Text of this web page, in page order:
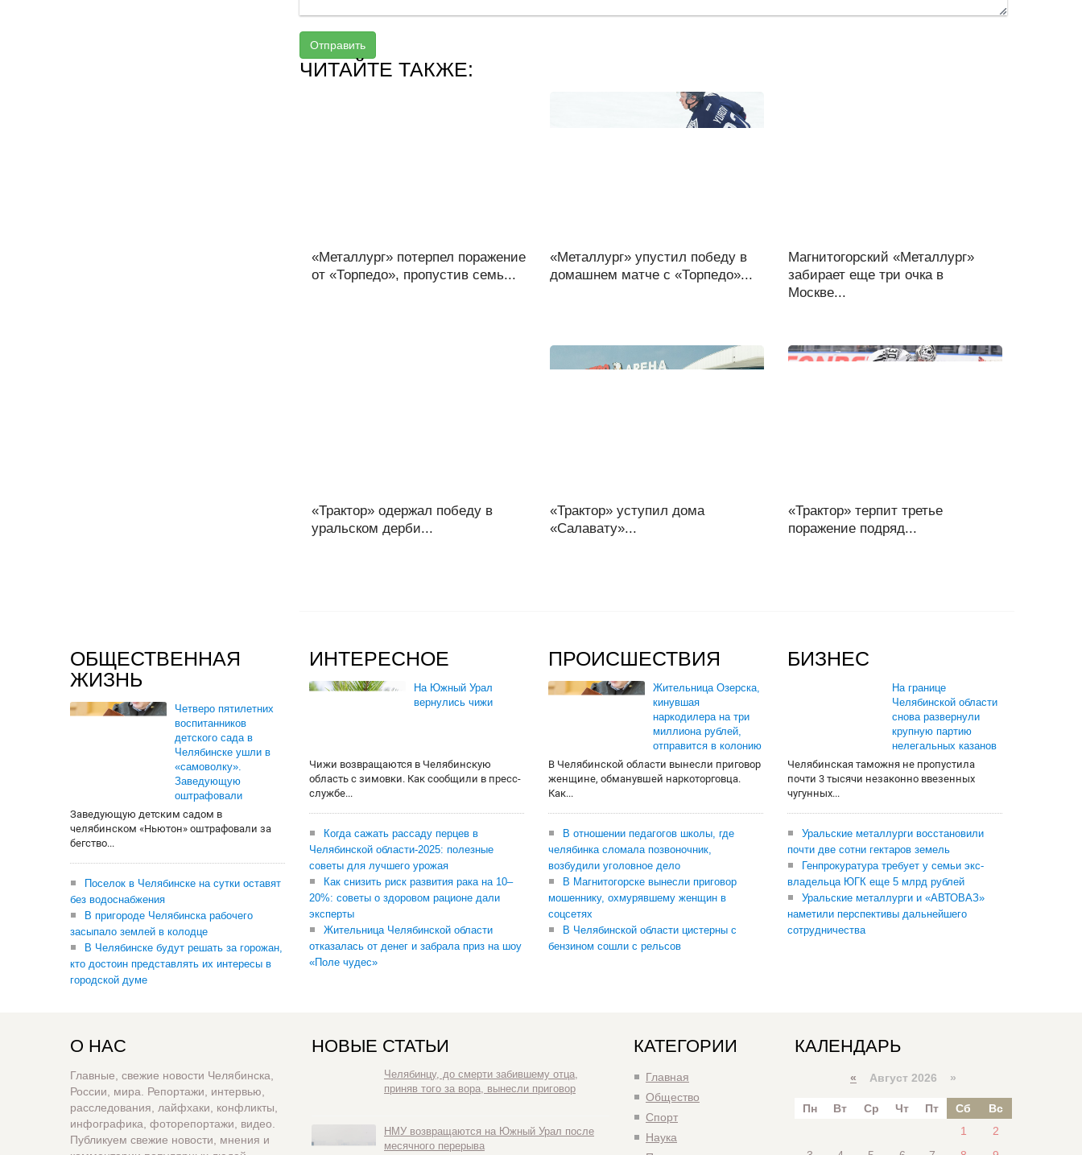
Отправить
ЧИТАЙТЕ ТАКЖЕ:
«Металлург» потерпел поражение
от «Торпедо», пропустив семь...
«Металлург» упустил победу в
домашнем матче с «Торпедо»...
Магнитогорский «Металлург»
забирает еще три очка в
Москве...
«Трактор» одержал победу в
уральском дерби...
«Трактор» уступил дома
«Салавату»...
«Трактор» терпит третье
поражение подряд...
ОБЩЕСТВЕННАЯ
ЖИЗНЬ
Четверо пятилетних
воспитанников
детского сада в
Челябинске ушли в
«самоволку».
Заведующую
оштрафовали
Заведующую детским садом в
челябинском «Ньютон» оштрафовали за
бегство...
Поселок в Челябинске на сутки оставят
без водоснабжения
В пригороде Челябинска рабочего
засыпало землей в колодце
В Челябинске будут решать за горожан,
кто достоин представлять их интересы в
городской думе
ИНТЕРЕСНОЕ
На Южный Урал
вернулись чижи
Чижи возвращаются в Челябинскую
область с зимовки. Как сообщили в пресс-
службе...
Когда сажать рассаду перцев в
Челябинской области-2025: полезные
советы для лучшего урожая
Как снизить риск развития рака на 10–
20%: советы о здоровом рационе дали
эксперты
Жительница Челябинской области
отказалась от денег и забрала приз на шоу
«Поле чудес»
ПРОИСШЕСТВИЯ
Жительница Озерска,
кинувшая
наркодилера на три
миллиона рублей,
отправится в колонию
В Челябинской области вынесли приговор
женщине, обманувшей наркоторговца.
Как...
В отношении педагогов школы, где
челябинка сломала позвоночник,
возбудили уголовное дело
В Магнитогорске вынесли приговор
мошеннику, охмурявшему женщин в
соцсетях
В Челябинской области цистерны с
бензином сошли с рельсов
БИЗНЕС
На границе
Челябинской области
снова развернули
крупную партию
нелегальных казанов
Челябинская таможня не пропустила
почти 3 тысячи незаконно ввезенных
чугунных...
Уральские металлурги восстановили
почти две сотни гектаров земель
Генпрокуратура требует у семьи экс-
владельца ЮГК еще 5 млрд рублей
Уральские металлурги и «АВТОВАЗ»
наметили перспективы дальнейшего
сотрудничества
О НАС
Главные, свежие новости Челябинска,
России, мира. Репортажи, интервью,
расследования, лайфхаки, конфликты,
инфографика, фоторепортажи, видео.
Публикуем свежие новости, мнения и
НОВЫЕ СТАТЬИ
Челябинцу, до смерти забившему отца,
приняв того за вора, вынесли приговор
НМУ возвращаются на Южный Урал после
месячного перерыва
КАТЕГОРИИ
Главная
Общество
Спорт
Наука
КАЛЕНДАРЬ
« Август 2026 »
Пн Вт Ср Чт Пт Сб
Вс
1
2